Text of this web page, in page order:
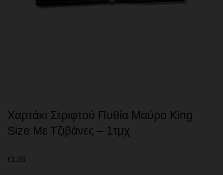
Χαρτάκι Στριφτού Πυθία Μαύρο King
Size Με Τζιβάνες – 1τμχ
€1.00